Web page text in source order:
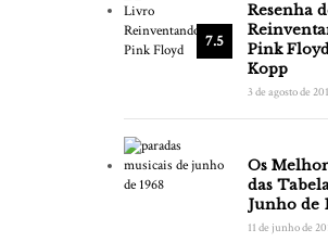
7.5
Resenha
Pink
Kopp
3 de agosto de
Os
das
Junho de
11 de junho de